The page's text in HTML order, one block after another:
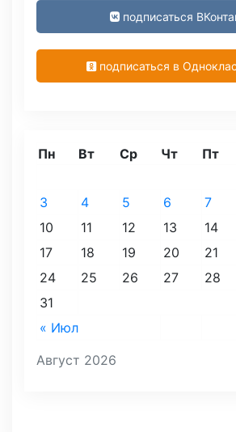
подписаться
подписаться в
Август 2026
Пн Вт Ср Чт Пт
« Июл
3
4 5 6 7
10
11 12 13 14
17
18 19 20 21
24
25 26 27 28
31